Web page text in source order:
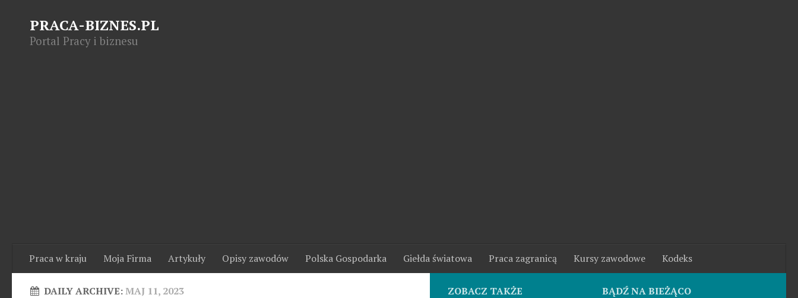
PRACA-BIZNES.PL
Portal Pracy i biznesu
Praca w kraju Moja Firma Artykuły Opisy zawodów Polska Gospodarka Giełda światowa Praca zagranicą Kursy zawodowe Kodeks
DAILY ARCHIVE:MAJ 11, 2023 BĄDŹ NA BIEŻĄCO
ZOBACZ TAKŻE